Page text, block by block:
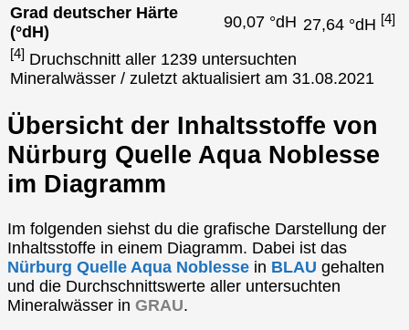
Grad deutscher Härte
(°dH)
90,07 °dH 27,64 °dH [4]
[4] Druchschnitt aller 1239 untersuchten
Mineralwässer / zuletzt aktualisiert am 31.08.2021
Übersicht der Inhaltsstoffe von
Nürburg Quelle Aqua Noblesse
im Diagramm
Im folgenden siehst du die grafische Darstellung der
Inhaltsstoffe in einem Diagramm. Dabei ist das
Nürburg Quelle Aqua Noblesse in BLAU gehalten
und die Durchschnittswerte aller untersuchten
Mineralwässer in GRAU.